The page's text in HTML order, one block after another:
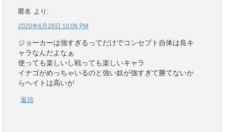
匿名 より:
2020年6月28日 10:06 PM
ジョーカーは強すぎるってだけでコンセプト自体は良キ
ャラなんだよなぁ
使っても楽しいし戦っても楽しいキャラ
イナゴがめっちゃいるのと強い奴が強すぎて勝てないか
らヘイトは高いが
返信